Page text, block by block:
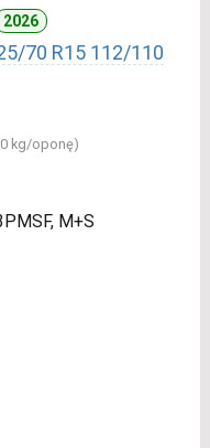
2026
70 R15 112/110
kg/oponę)
M+S